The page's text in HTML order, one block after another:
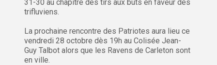
31-30 au chapitre des tirs aux buts en faveur des
trifluviens.
La prochaine rencontre des Patriotes aura lieu ce
vendredi 28 octobre dès 19h au Colisée Jean-
Guy Talbot alors que les Ravens de Carleton sont
en ville.